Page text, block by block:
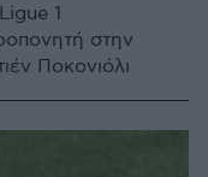
1
στην
Ποκονιόλι